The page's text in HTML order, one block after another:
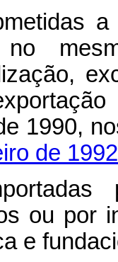
a
no
1990,
de 1992
ou por
e